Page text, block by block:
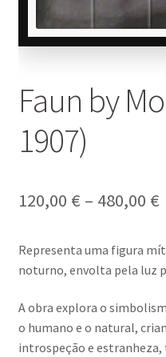
Faun by
1907)
120,00 € – 480,00 €
Representa uma figura
noturno, envolta pela luz
A obra explora o
o humano e o natural,
introspeção e